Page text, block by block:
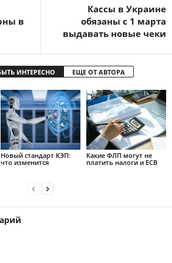
в
Кассы в Украине
обязаны с 1 марта
выдавать новые чеки
ИНТЕРЕСНО ЕЩЕ ОТ АВТОРА
Новый стандарт КЭП:
что изменится
Какие ФЛП могут не
платить налоги и ЕСВ